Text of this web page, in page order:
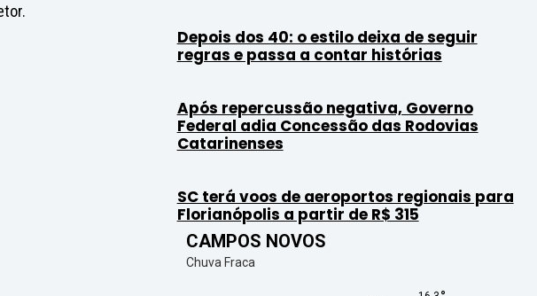
Depois dos 40: o estilo deixa de seguir
regras e passa a contar histórias
Após repercussão negativa, Governo
Federal adia Concessão das Rodovias
Catarinenses
SC terá voos de aeroportos regionais para
Florianópolis a partir de R$ 315
CAMPOS NOVOS
Chuva Fraca